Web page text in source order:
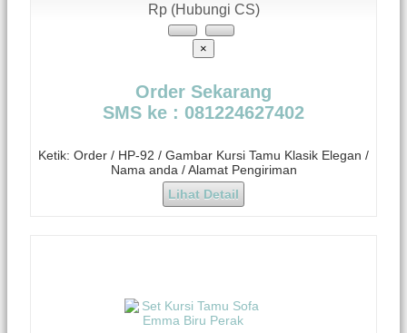
Rp (Hubungi CS)
×
Order Sekarang
SMS ke : 081224627402
Ketik: Order / HP-92 / Gambar Kursi Tamu Klasik Elegan /
Nama anda / Alamat Pengiriman
Lihat Detail